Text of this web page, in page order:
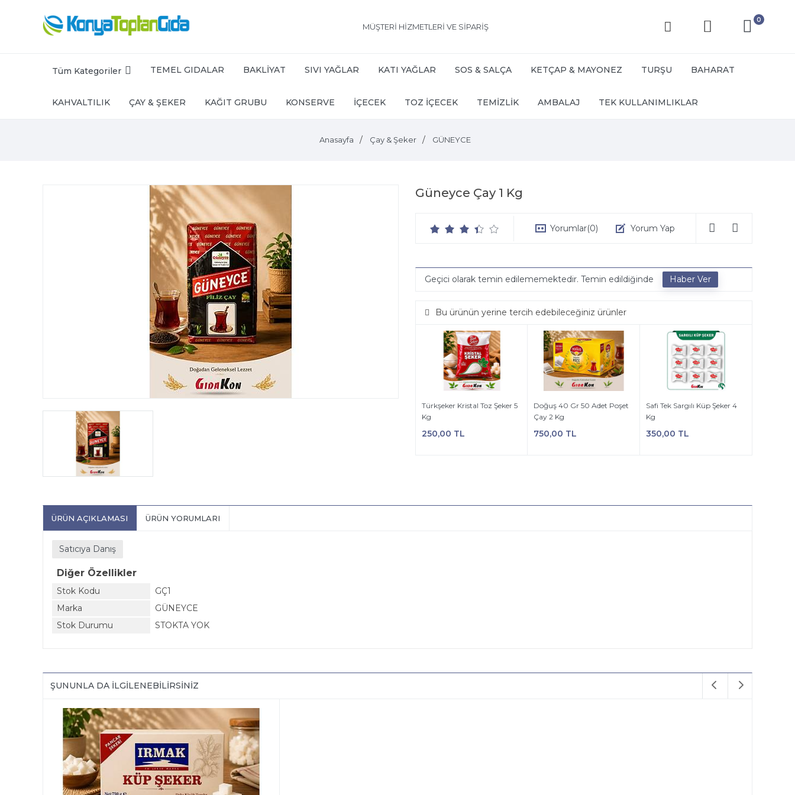
MÜŞTERİ HİZMETLERİ VE SİPARİŞ
0
Tüm Kategoriler TEMEL GIDALAR BAKLİYAT SIVI YAĞLAR KATI YAĞLAR SOS & SALÇA KETÇAP & MAYONEZ TURŞU BAHARAT
KAHVALTILIK ÇAY & ŞEKER KAĞIT GRUBU KONSERVE İÇECEK TOZ İÇECEK TEMİZLİK AMBALAJ TEK KULLANIMLIKLAR
Anasayfa Çay & Şeker GÜNEYCE
Güneyce Çay 1 Kg
Yorumlar(0) Yorum Yap
Geçici olarak temin edilememektedir. Temin edildiğinde
Bu ürünün yerine tercih edebileceğiniz ürünler
Türkşeker Kristal Toz Şeker 5
Kg
250,00 TL
Doğuş 40 Gr 50 Adet Poşet
Çay 2 Kg
750,00 TL
Safi Tek Sargılı Küp Şeker 4
Kg
350,00 TL
ÜRÜN AÇIKLAMASI ÜRÜN YORUMLARI
Satıcıya Danış
Diğer Özellikler
Stok Kodu
GÇ1
Marka
GÜNEYCE
Stok Durumu
STOKTA YOK
ŞUNUNLA DA ILGILENEBILIRSINIZ